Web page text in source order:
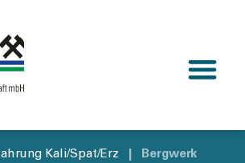
Kali/Spat/Erz
Bergwerk